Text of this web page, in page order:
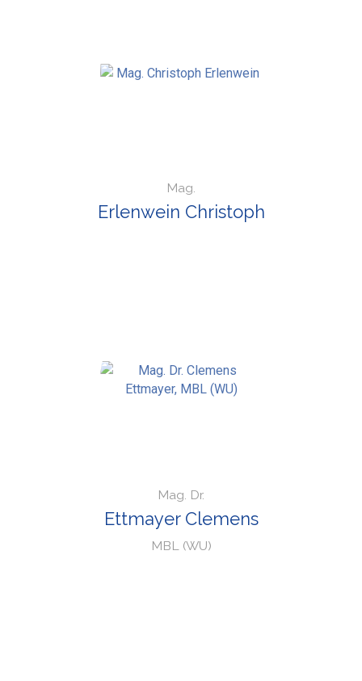
Mag.
Erlenwein Christoph
Mag. Dr.
Ettmayer Clemens
MBL (WU)